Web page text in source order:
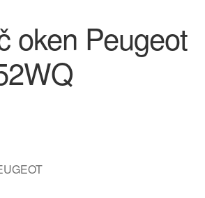
oken Peugeot